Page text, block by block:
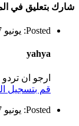
شارك بتعليق في
Posted: يونيو 17, 2023 01:48
yahya
ارجو ان
قم بتسجيل
Posted: يونيو 17, 2023 01:47